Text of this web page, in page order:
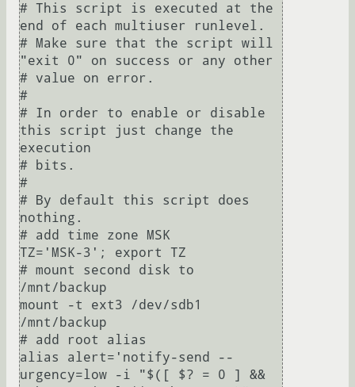
# This script is executed at the
end of each multiuser runlevel.
# Make sure that the script will
"exit 0" on success or any other
# value on error.
#
# In order to enable or disable
this script just change the
execution
# bits.
#
# By default this script does
nothing.
# add time zone MSK
TZ='MSK-3'; export TZ
# mount second disk to
/mnt/backup
mount -t ext3 /dev/sdb1
/mnt/backup
# add root alias
alias alert='notify-send --
urgency=low -i "$([ $? = 0 ] &&